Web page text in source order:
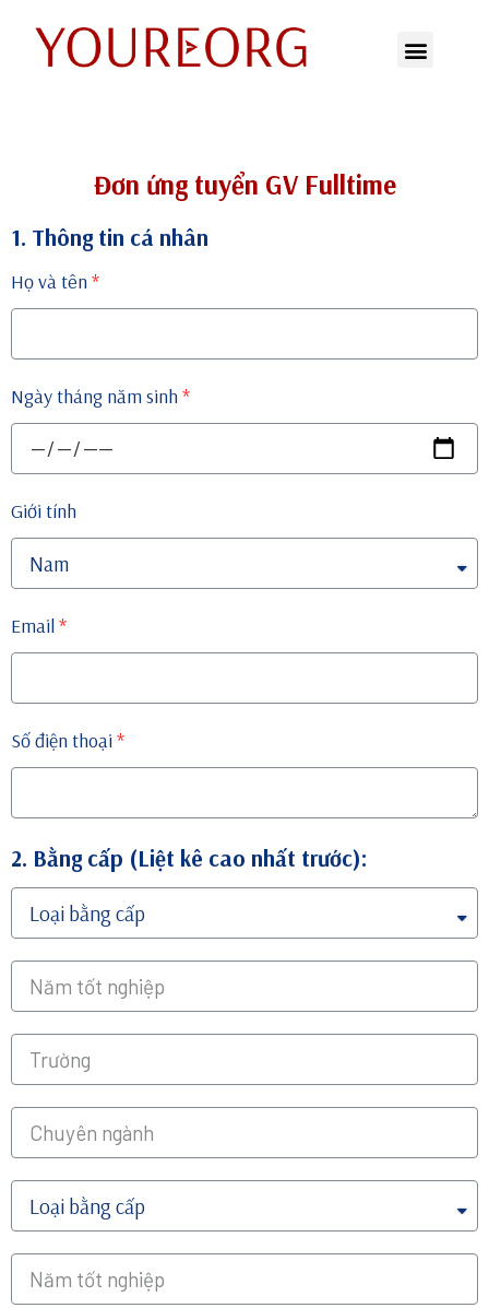
Chuyển
Đơn ứng tuyển GV Fulltime
1. Thông tin cá nhân
Họ và tên
Ngày tháng năm sinh
Giới tính
Email
Số điện thoại
2. Bằng cấp (Liệt kê cao nhất trước):